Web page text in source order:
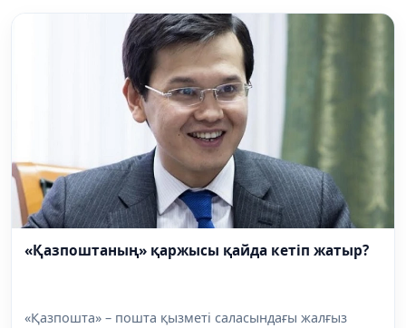
«Қазпоштаның» қаржысы қайда кетіп жатыр?
«Қазпошта» – пошта қызметі саласындағы жалғыз